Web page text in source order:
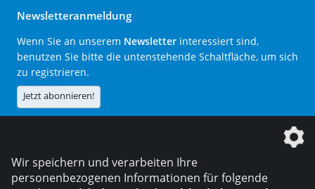
Newsletteranmeldung
Wenn Sie an unserem Newsletter interessiert sind,
benutzen Sie bitte die untenstehende Schaltfläche, um sich
zu registrieren.
Jetzt abonnieren!
Wir speichern und verarbeiten Ihre
personenbezogenen Informationen für folgende